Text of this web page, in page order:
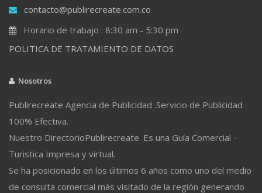
contacto@publirecreate.com.co
Horario de trabajo : 8:30 am - 5:30 pm
POLITICA DE TRATAMIENTO DE DATOS
Nosotros
Publirecreate Agencia de Publicidad .Servicio de Publicidad
100% Efectiva.
Nuestro DirectorioPublirecreate. Es una Guía Comercial -
Turistica Impresa y virtual.
Se ha posicionado en los últimos 6 años como uno del medio
de consulta comercial más visitado de la región generando